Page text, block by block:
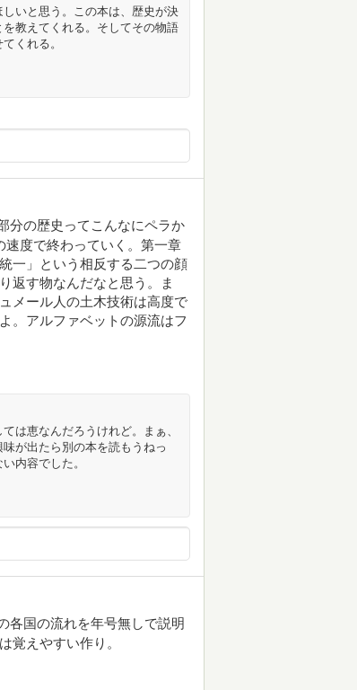
いと思う。この本は、歴史が決
教えてくれる。そしてその物語
くれる。
分の歴史ってこんなにペラか
速度で終わっていく。第一章
一」という相反する二つの顔
返す物なんだなと思う。ま
メール人の土木技術は高度で
。アルファベットの源流はフ
は恵なんだろうけれど。まぁ、
が出たら別の本を読もうねっ
内容でした。
各国の流れを年号無しで説明
覚えやすい作り。